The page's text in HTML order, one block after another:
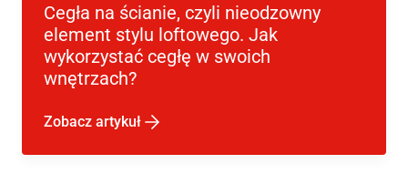
Cegła na ścianie, czyli nieodzowny
element stylu loftowego. Jak
wykorzystać cegłę w swoich
wnętrzach?
Zobacz artykuł